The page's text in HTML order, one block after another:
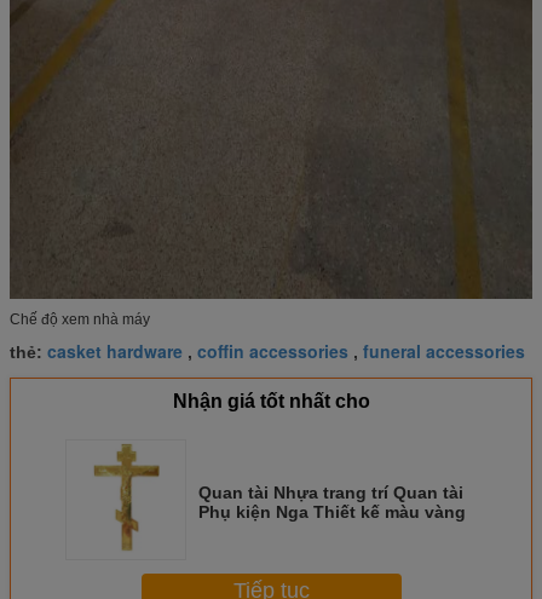
Chế độ xem nhà máy
thẻ: casket hardware , coffin accessories , funeral accessories
Nhận giá tốt nhất cho
Quan tài Nhựa trang trí Quan tài
Phụ kiện Nga Thiết kế màu vàng
Tiếp tục